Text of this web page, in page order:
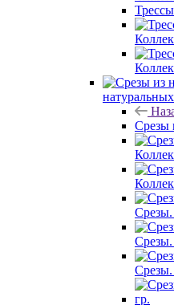
Срезы
Срезы.
Срезы.
Срезы.